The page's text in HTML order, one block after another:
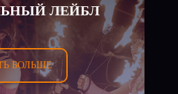
ЛЕЙБЛ
БОЛЬШЕ